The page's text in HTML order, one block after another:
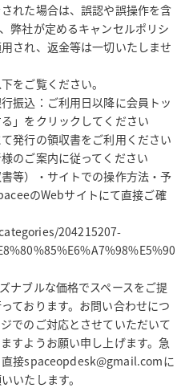
れた場合は、誤認や誤操作を含
弊社が定めるキャンセルポリシ
され、返金等は一切いたしませ
をご覧ください。
振込：ご利用日以降に会員トッ
」をクリックしてください
発行の領収書をご利用ください
のご案内に従ってください
等）・サイトでの操作方法・予
のWebサイトにて直接ご確
204215207-
ナブルな価格でスペースをご提
ております。お問い合わせにつ
でのご対応とさせていただいて
すようお願い申し上げます。急
接spaceopdesk@gmail.comに
いたします。